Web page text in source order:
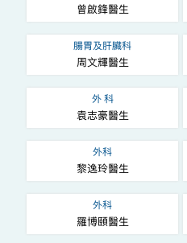
曾啟鋒醫生
腸胃及肝臟科
周文輝醫生
外 科
袁志豪醫生
外科
黎逸玲醫生
外科
羅博頤醫生